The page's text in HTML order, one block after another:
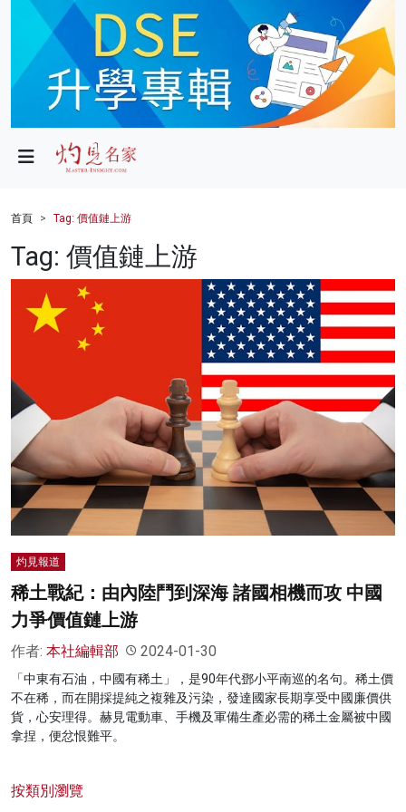
政局
財經
健康
商業
影片
名家榜
灼見活動
關於我們
首頁 Tag: 價值鏈上游
Tag: 價值鏈上游
灼見報道
稀土戰紀：由內陸鬥到深海 諸國相機而攻 中國
力爭價值鏈上游
作者: 本社編輯部 2024-01-30
「中東有石油，中國有稀土」，是90年代鄧小平南巡的名句。稀土價
不在稀，而在開採提純之複雜及污染，發達國家長期享受中國廉價供
貨，心安理得。赫見電動車、手機及軍備生產必需的稀土金屬被中國
拿捏，便忿恨難平。
按類別瀏覽